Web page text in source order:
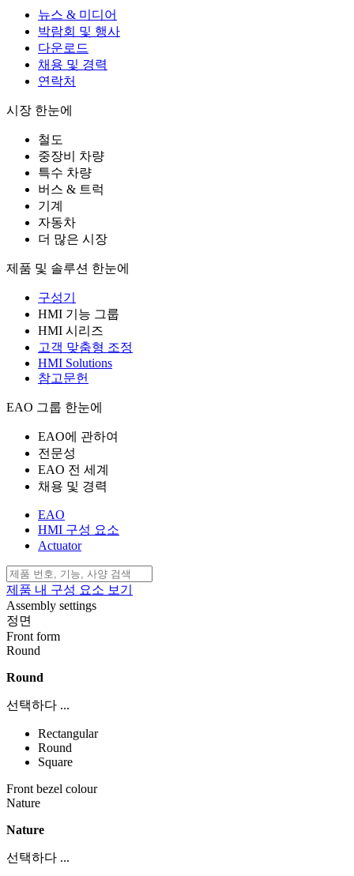
뉴스 & 미디어
박람회 및 행사
다운로드
채용 및 경력
연락처
시장 한눈에
철도
중장비 차량
특수 차량
버스 & 트럭
기계
자동차
더 많은 시장
제품 및 솔루션 한눈에
구성기
HMI 기능 그룹
HMI 시리즈
고객 맞춤형 조정
HMI Solutions
참고문헌
EAO 그룹 한눈에
EAO에 관하여
전문성
EAO 전 세계
채용 및 경력
EAO
HMI 구성 요소
Actuator
제품 내 구성 요소 보기
Assembly settings
정면
Front form
Round
Round
선택하다 ...
Rectangular
Round
Square
Front bezel colour
Nature
Nature
선택하다 ...